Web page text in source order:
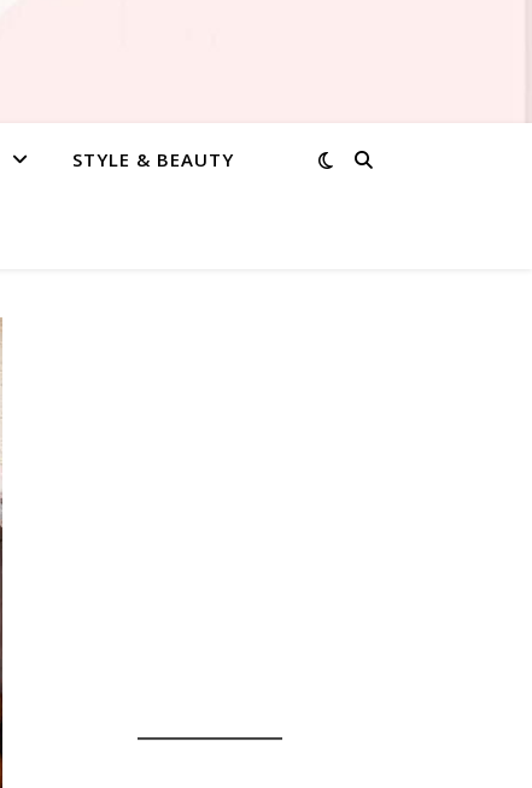
STYLE & BEAUTY